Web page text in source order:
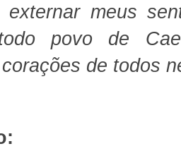
externar meus
povo de
de todos